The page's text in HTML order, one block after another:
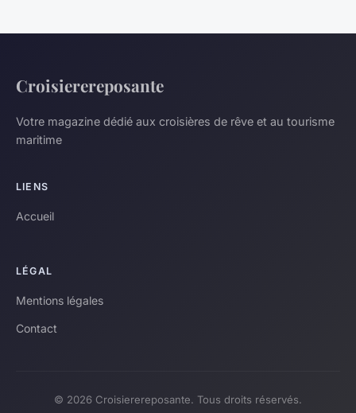
Croisierereposante
Votre magazine dédié aux croisières de rêve et au tourisme
maritime
LIENS
Accueil
LÉGAL
Mentions légales
Contact
© 2026 Croisierereposante. Tous droits réservés.